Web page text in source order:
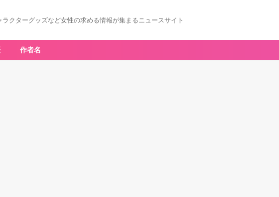
ラクターグッズなど女性の求める情報が集まるニュースサイト
作者名